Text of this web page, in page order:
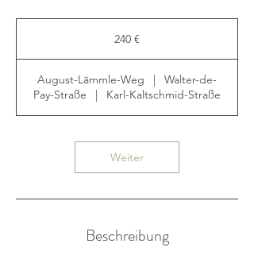
240 €
August-Lämmle-Weg |
Walter-de-
Pay-Straße
| Karl-Kaltschmid-Straße
Weiter
Beschreibung